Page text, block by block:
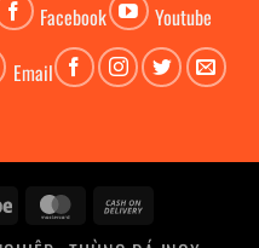
Facebook
Youtube
Email
Stripe MasterCard